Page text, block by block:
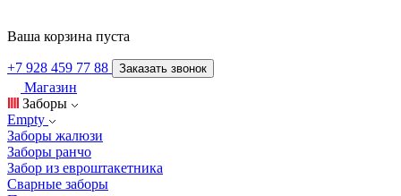
Ваша корзина пуста
+7 928 459 77 88 Заказать звонок
Магазин
Заборы
Empty
Заборы жалюзи
Заборы ранчо
Забор из евроштакетника
Сварные заборы